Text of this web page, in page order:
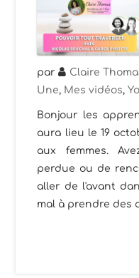
par Claire
Une, Mes vidéos,
Bonjour les
aura lieu le 19
aux femmes.
perdue ou de
aller de l'avant
mal à prendre des